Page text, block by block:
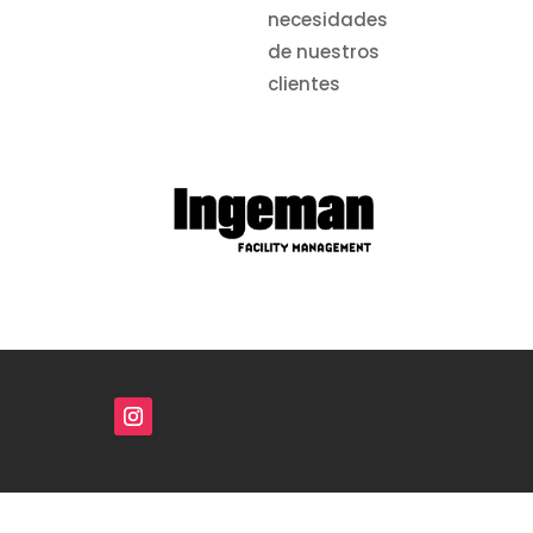
necesidades
de nuestros
clientes